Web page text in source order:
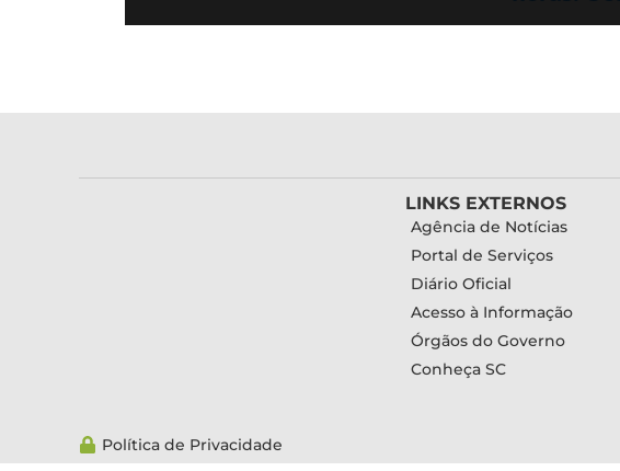
LINKS EXTERNOS
Agência de Notícias
Portal de Serviços
Diário Oficial
Acesso à Informação
Órgãos do Governo
Conheça SC
Política de Privacidade